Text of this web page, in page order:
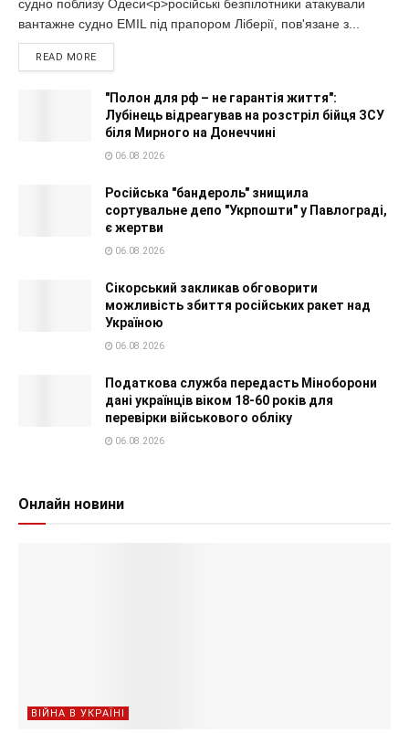
судно поблизу Одеси<p>російські безпілотники атакували
вантажне судно EMIL під прапором Ліберії, пов'язане з...
READ MORE
"Полон для рф – не гарантія життя":
Лубінець відреагував на розстріл бійця ЗСУ
біля Мирного на Донеччині
06.08.2026
Російська "бандероль" знищила
сортувальне депо "Укрпошти" у Павлограді,
є жертви
06.08.2026
Сікорський закликав обговорити
можливість збиття російських ракет над
Україною
06.08.2026
Податкова служба передасть Міноборони
дані українців віком 18-60 років для
перевірки військового обліку
06.08.2026
Онлайн новини
ВІЙНА В УКРАЇНІ